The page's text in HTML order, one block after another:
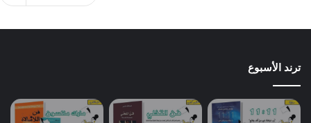
ترند الأسبوع